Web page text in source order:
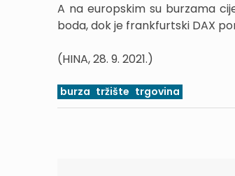
A na europskim su burzama
boda, dok je frankfurtski DAX
(HINA, 28. 9. 2021.)
burza tržište trgovina